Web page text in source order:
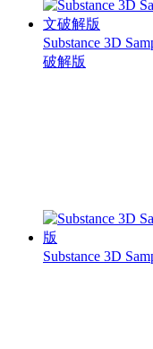
Substance 3D
破解版
Substance 3D